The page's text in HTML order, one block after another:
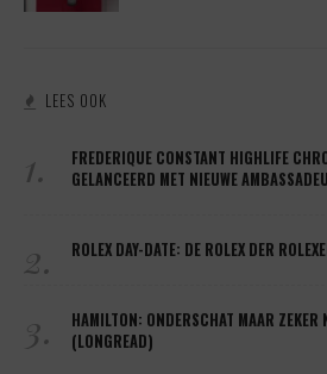
LEES OOK
1.
FREDERIQUE CONSTANT HIGHLIFE
GELANCEERD MET NIEUWE
2. ROLEX DAY-DATE: DE ROLEX DER
3.
HAMILTON: ONDERSCHAT MAAR ZEKER
(LONGREAD)